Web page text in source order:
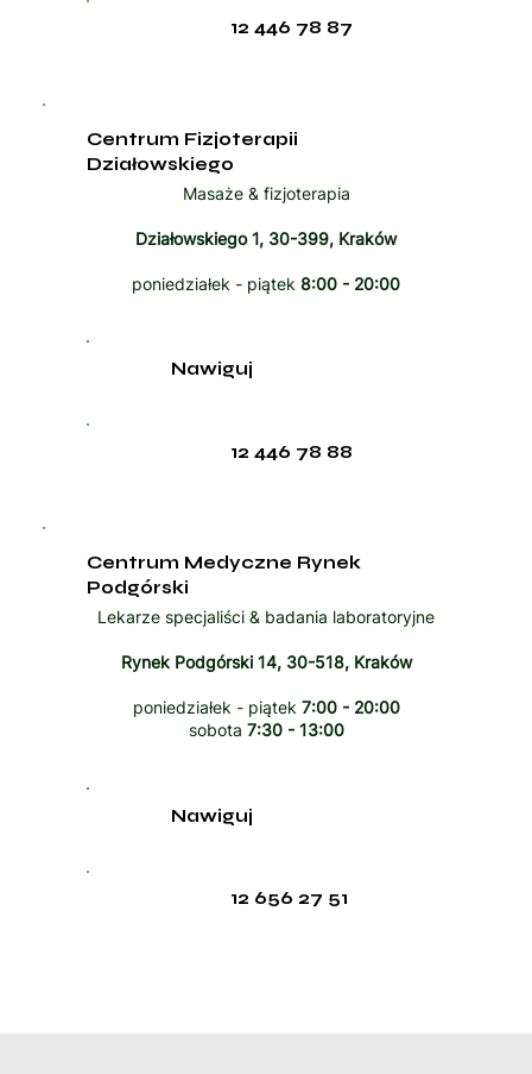
12 446 78 87
Centrum Fizjoterapii
Działowskiego
Masaże & fizjoterapia
Działowskiego 1, 30-399, Kraków
poniedziałek - piątek 8:00 - 20:00
12 446 78 88
Nawiguj
Centrum Medyczne Rynek
Podgórski
Lekarze specjaliści & badania laboratoryjne
Rynek Podgórski 14, 30-518, Kraków
poniedziałek - piątek 7:00 - 20:00
sobota 7:30 - 13:00
12 656 27 51
Nawiguj